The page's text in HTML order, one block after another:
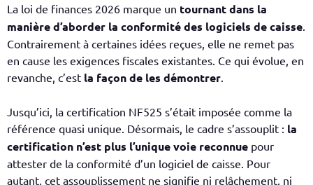
La loi de finances 2026 marque un tournant dans la
manière d’aborder la conformité des logiciels de caisse.
Contrairement à certaines idées reçues, elle ne remet pas
en cause les exigences fiscales existantes. Ce qui évolue, en
revanche, c’est la façon de les démontrer.
Jusqu’ici, la certification NF525 s’était imposée comme la
référence quasi unique. Désormais, le cadre s’assouplit : la
certification n’est plus l’unique voie reconnue pour
attester de la conformité d’un logiciel de caisse. Pour
autant, cet assouplissement ne signifie ni relâchement, ni